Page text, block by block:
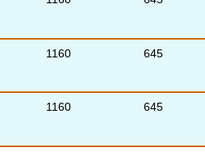
1160 645
1160 645